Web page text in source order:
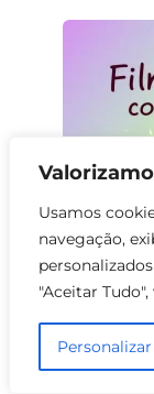
Usamos
navegação,
"Aceitar
Personalizar
Filmes
0